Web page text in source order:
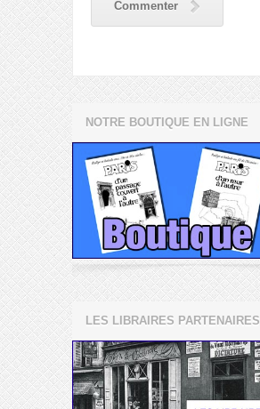
Commenter
NOTRE BOUTIQUE EN LIGNE
LES LIBRAIRES PARTENAIRES